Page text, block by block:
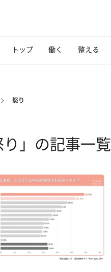
トップ 働く 整える
怒り
り」の記事一覧